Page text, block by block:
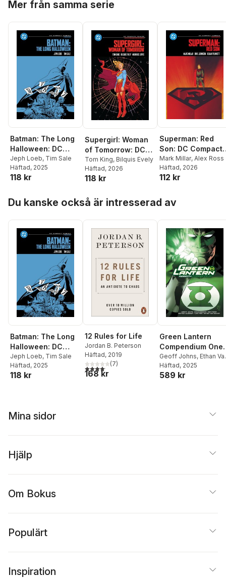
Mer från samma serie
Batman: The Long
Halloween: DC
Compact Comics
Edition
Jeph Loeb, Tim Sale
Häftad, 2025
118 kr
Supergirl: Woman
of Tomorrow: DC
Compact Comics
Tom King, Bilquis Evely
Häftad, 2026
118 kr
Superman: Red
Son: DC Compact
Comics Edition
Mark Millar, Alex Ross
Häftad, 2026
112 kr
Du kanske också är intresserad av
Batman: The Long
Halloween: DC
Compact Comics
Edition
Jeph Loeb, Tim Sale
Häftad, 2025
118 kr
12 Rules for Life
Jordan B. Peterson
Häftad, 2019
4,1utav 5 stjärnor. Totalt antal röster:
(7)
168 kr
Green Lantern
Compendium One:
Rebirth
Geoff Johns, Ethan
Sciver
Häftad, 2025
589 kr
Mina sidor
Hjälp
Om Bokus
Populärt
Inspiration